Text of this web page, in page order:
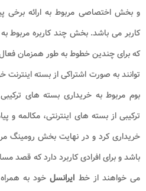
و بخش اختصاصی مربوط به ارائه
کاربر می باشد. بخش چند کاربره مربوط
که برای چندین خطوط به طور همزمان
توانند به صورت اشتراکی از بسته
بوم مربوط به خریداری بسته های
ترکیبی از بسته های اینترنتی، مکالمه و
خریداری کرد و در نهایت بخش رومینگ
باشد و برای افرادی کاربرد دارد که قصد
می خواهند از خط ایرانسل خود به